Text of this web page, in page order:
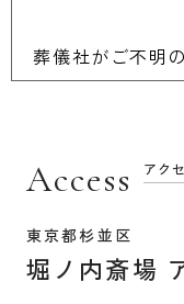
葬儀社がご不明
Access アク
東京都杉並区
堀ノ内斎場